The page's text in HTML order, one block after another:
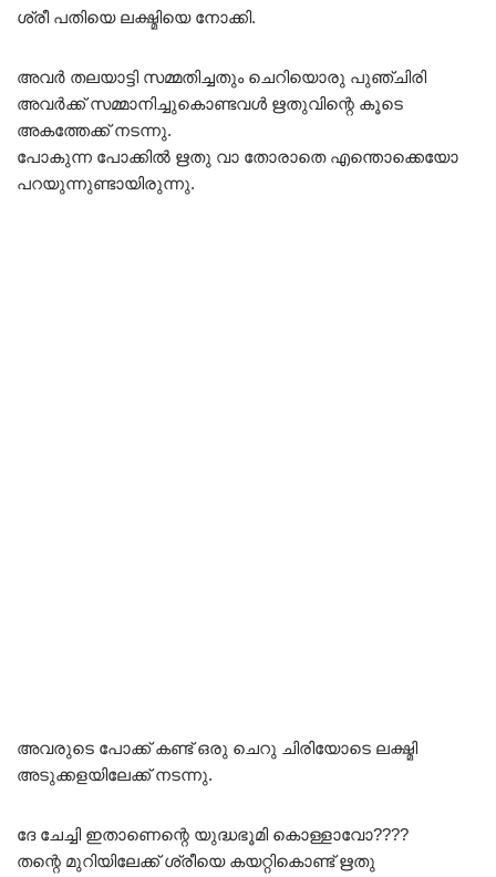
ശ്രീ പതിയെ ലക്ഷ്മിയെ നോക്കി.
അവർ തലയാട്ടി സമ്മതിച്ചതും ചെറിയൊരു പുഞ്ചിരി
അവർക്ക് സമ്മാനിച്ചുകൊണ്ടവൾ ഋതുവിന്റെ കൂടെ
അകത്തേക്ക് നടന്നു.
പോകുന്ന പോക്കിൽ ഋതു വാ തോരാതെ എന്തൊക്കെയോ
പറയുന്നുണ്ടായിരുന്നു.
അവരുടെ പോക്ക് കണ്ട് ഒരു ചെറു ചിരിയോടെ ലക്ഷ്മി
അടുക്കളയിലേക്ക് നടന്നു.
ദേ ചേച്ചി ഇതാണെന്റെ യുദ്ധഭൂമി കൊള്ളാവോ????
തന്റെ മുറിയിലേക്ക് ശ്രീയെ കയറ്റികൊണ്ട് ഋതു